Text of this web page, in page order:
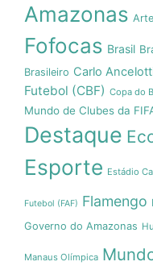
Amazonas
Fofocas Brasil
Brasileiro Carlo
Futebol (CBF) Copa do
Mundo de Clubes da
Destaque
Esporte Estádio
Futebol (FAF) Flamengo
Governo do Amazonas
Manaus Olímpica